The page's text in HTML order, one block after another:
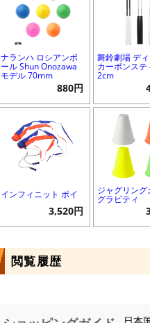
ナランハ ロシアンボ
ール Shun Onozawa
モデル 70mm
880円
舞鈴劇場 デ
カーボンステ
2cm
インフィニット ポイ
3,520円
ジャグリング
グラビティ
閲覧履歴